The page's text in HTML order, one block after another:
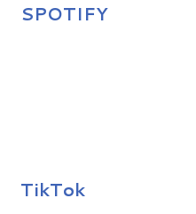
SPOTIFY
TikTok